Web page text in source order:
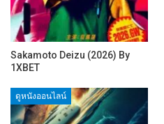
Sakamoto Deizu (2026) By
1XBET
ดูหนังออนไลน์